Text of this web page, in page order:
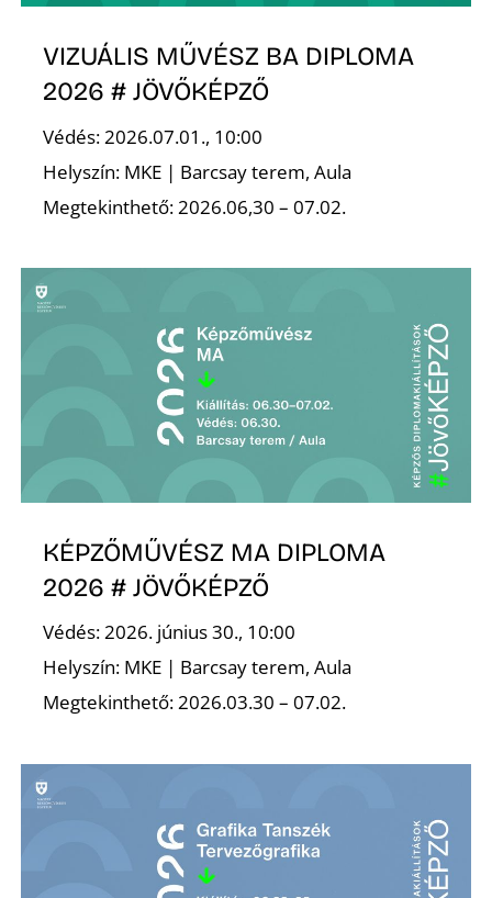
VIZUÁLIS MŰVÉSZ BA DIPLOMA
2026 # JÖVŐKÉPZŐ
Védés: 2026.07.01., 10:00
Helyszín: MKE | Barcsay terem, Aula
Megtekinthető: 2026.06,30 – 07.02.
KÉPZŐMŰVÉSZ MA DIPLOMA
2026 # JÖVŐKÉPZŐ
Védés: 2026. június 30., 10:00
Helyszín: MKE | Barcsay terem, Aula
Megtekinthető: 2026.03.30 – 07.02.